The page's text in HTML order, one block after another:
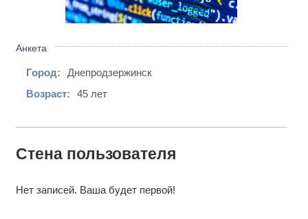
Анкета
Город:
Днепродзержинск
Возраст:
45 лет
Стена пользователя
Нет записей. Ваша будет первой!